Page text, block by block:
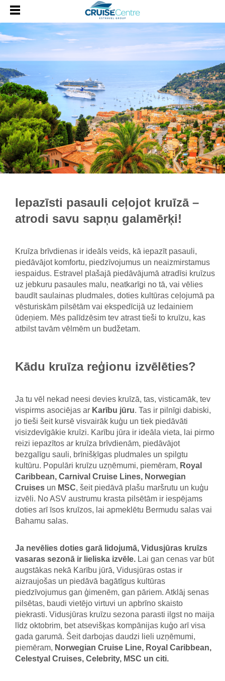
Iepazīsti pasauli ceļojot kruīzā –
atrodi savu sapņu galamērķi!
Kruīza brīvdienas ir ideāls veids, kā iepazīt pasauli,
piedāvājot komfortu, piedzīvojumus un neaizmirstamus
iespaidus. Estravel plašajā piedāvājumā atradīsi kruīzus
uz jebkuru pasaules malu, neatkarīgi no tā, vai vēlies
baudīt saulainas pludmales, doties kultūras ceļojumā pa
vēsturiskām pilsētām vai ekspedīcijā uz ledainiem
ūdeņiem. Mēs palīdzēsim tev atrast tieši to kruīzu, kas
atbilst tavām vēlmēm un budžetam.
Kādu kruīza reģionu izvēlēties?
Ja tu vēl nekad neesi devies kruīzā, tas, visticamāk, tev
vispirms asociējas ar Karību jūru. Tas ir pilnīgi dabiski,
jo tieši šeit kursē visvairāk kuģu un tiek piedāvāti
visizdevīgākie kruīzi. Karību jūra ir ideāla vieta, lai pirmo
reizi iepazītos ar kruīza brīvdienām, piedāvājot
bezgalīgu sauli, brīnišķīgas pludmales un spilgtu
kultūru. Populāri kruīzu uzņēmumi, piemēram, Royal
Caribbean, Carnival Cruise Lines, Norwegian
Cruises un MSC, šeit piedāvā plašu maršrutu un kuģu
izvēli. No ASV austrumu krasta pilsētām ir iespējams
doties arī īsos kruīzos, lai apmeklētu Bermudu salas vai
Bahamu salas.
Ja nevēlies doties garā lidojumā, Vidusjūras kruīzs
vasaras sezonā ir lieliska izvēle. Lai gan cenas var būt
augstākas nekā Karību jūrā, Vidusjūras ostas ir
aizraujošas un piedāvā bagātīgus kultūras
piedzīvojumus gan ģimenēm, gan pāriem. Atklāj senas
pilsētas, baudi vietējo virtuvi un apbrīno skaisto
piekrasti. Vidusjūras kruīzu sezona parasti ilgst no maija
līdz oktobrim, bet atsevišķas kompānijas kuģo arī visa
gada garumā. Šeit darbojas daudzi lieli uzņēmumi,
piemēram, Norwegian Cruise Line, Royal Caribbean,
Celestyal Cruises, Celebrity, MSC un citi.